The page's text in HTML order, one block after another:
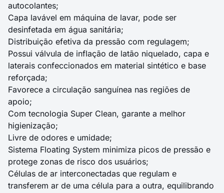
autocolantes;
Capa lavável em máquina de lavar, pode ser
desinfetada em água sanitária;
Distribuição efetiva da pressão com regulagem;
Possui válvula de inflação de latão niquelado, capa e
laterais confeccionados em material sintético e base
reforçada;
Favorece a circulação sanguínea nas regiões de
apoio;
Com tecnologia Super Clean, garante a melhor
higienização;
Livre de odores e umidade;
Sistema Floating System minimiza picos de pressão e
protege zonas de risco dos usuários;
Células de ar interconectadas que regulam e
transferem ar de uma célula para a outra, equilibrando